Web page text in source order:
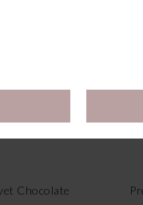
Chocolate